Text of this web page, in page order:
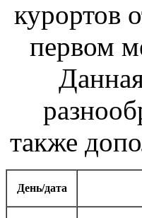
курортов
первом
также
День/дата